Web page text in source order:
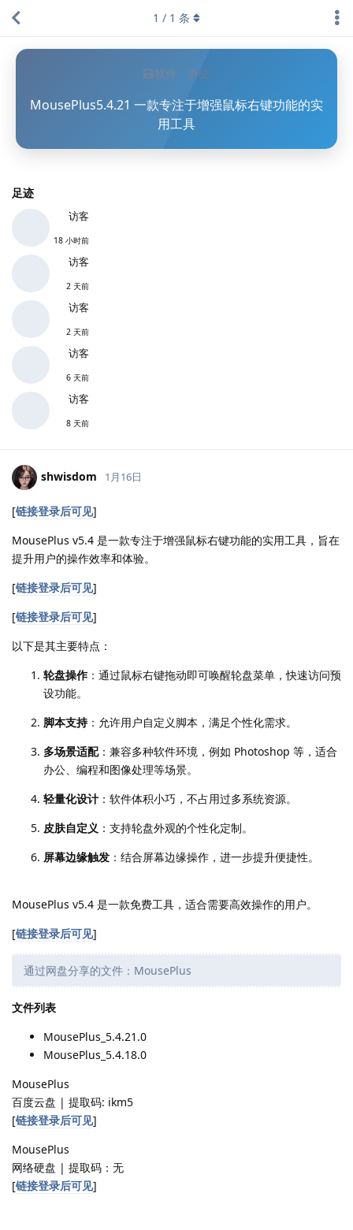
软件 办公
MousePlus5.4.21 一款专注于增强鼠标右键功能的实
用工具
足迹
访客
18 小时前
访客
2 天前
访客
2 天前
访客
6 天前
访客
8 天前
1 / 1 条
shwisdom 1月16日
[链接登录后可见]
MousePlus v5.4 是一款专注于增强鼠标右键功能的实用工具，旨在
提升用户的操作效率和体验。
[链接登录后可见]
[链接登录后可见]
以下是其主要特点：
轮盘操作 ：通过鼠标右键拖动即可唤醒轮盘菜单，快速访问预
设功能。
脚本支持：允许用户自定义脚本，满足个性化需求。
多场景适配：兼容多种软件环境，例如 Photoshop 等，适合
办公、编程和图像处理等场景。
轻量化设计 ：软件体积小巧，不占用过多系统资源。
皮肤自定义 ：支持轮盘外观的个性化定制。
屏幕边缘触发 ：结合屏幕边缘操作，进一步提升便捷性。
MousePlus v5.4 是一款免费工具，适合需要高效操作的用户。
[链接登录后可见]
通过网盘分享的文件：MousePlus
文件列表
MousePlus_5.4.21.0
MousePlus_5.4.18.0
MousePlus
百度云盘 | 提取码: ikm5
[链接登录后可见]
MousePlus
网络硬盘 | 提取码：无
[链接登录后可见]